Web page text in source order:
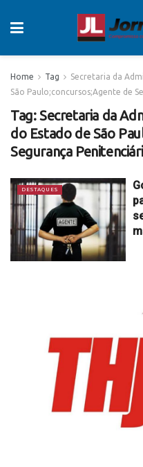
Home Tag
Secretaria da
São Paulo;concursos;Agente de
Tag:Secretaria da
do Estado de São
Segurança
DESTAQUES